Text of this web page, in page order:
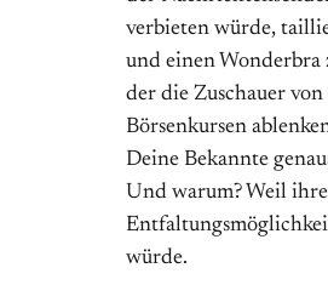
verbieten würde,
und einen Wonderbra
der die Zuschauer von
Börsenkursen
Deine Bekannte
Und warum? Weil
würde.